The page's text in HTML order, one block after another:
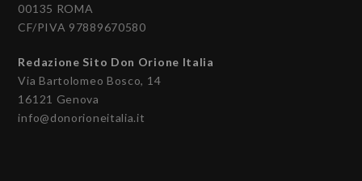
00135 ROMA
CF/PIVA 97889670580
Redazione Sito Don Orione Italia
Via Bartolomeo Bosco, 14
16121 Genova
info@donorioneitalia.it